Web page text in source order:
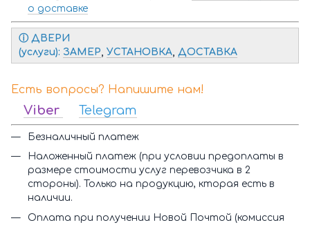
о доставке
ⓘ Д ВЕРИ
(услуги): ЗАМЕР, УСТАНОВКА, ДОСТАВКА
Есть вопросы? Напишите нам!
Viber Telegram
Безналичный платеж
Наложенный платеж (при условии предоплаты в
размере стоимости услуг перевозчика в 2
стороны). Только на продукцию, кторая есть в
наличии.
Оплата при получении Новой Почтой (комиссия